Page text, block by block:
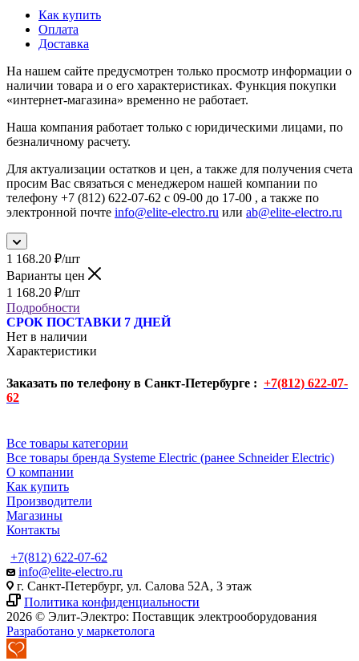
Как купить
Оплата
Доставка
На нашем сайте предусмотрен только просмотр информации о
наличии товара и о его характеристиках. Функция покупки
«интернет-магазина» временно не работает.
Наша компания работает только с юридическими лицами, по
безналичному расчету.
Для актуализации остатков и цен, а также для получения счета
просим Вас связаться с менеджером нашей компании по
телефону +7 (812) 622-07-62 с 09-00 до 17-00 , а также по
электронной почте info@elite-electro.ru или ab@elite-electro.ru
1 168.20 ₽/шт
Варианты цен
1 168.20 ₽/шт
Подробности
СРОК ПОСТАВКИ 7 ДНЕЙ
Нет в наличии
Характеристики
Заказать по телефону в Санкт-Петербурге : +7(812) 622-07-
62
Все товары категории
Все товары бренда Systeme Electric (ранее Schneider Electric)
О компании
Как купить
Производители
Магазины
Контакты
+7(812) 622-07-62
info@elite-electro.ru
г. Санкт-Петербург, ул. Салова 52А, 3 этаж
Политика конфиденциальности
2026 © Элит-Электро: Поставщик электрооборудования
Разработано у маркетолога